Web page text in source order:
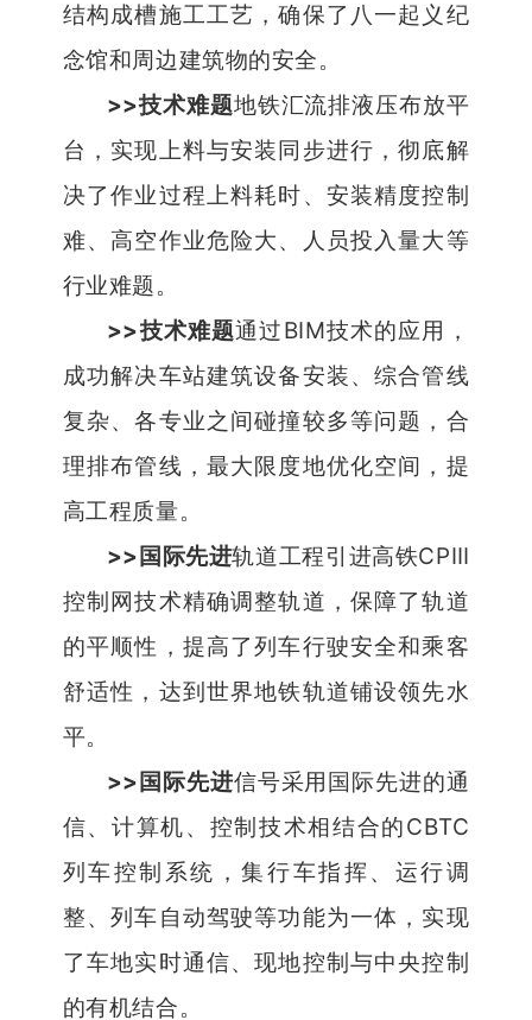
结构成槽施工工艺，确保了八一起义纪
念馆和周边建筑物的安全。
>>技术难题地铁汇流排液压布放平
台，实现上料与安装同步进行，彻底解
决了作业过程上料耗时、安装精度控制
难、高空作业危险大、人员投入量大等
行业难题。
>>技术难题通过BIM技术的应用，
成功解决车站建筑设备安装、综合管线
复杂、各专业之间碰撞较多等问题，合
理排布管线，最大限度地优化空间，提
高工程质量。
>> 国际先进轨道工程引进高铁CPⅢ
控制网技术精确调整轨道，保障了轨道
的平顺性，提高了列车行驶安全和乘客
舒适性，达到世界地铁轨道铺设领先水
平。
>> 国际先进信号采用国际先进的通
信、计算机、控制技术相结合的CBTC
列车控制系统，集行车指挥、运行调
整、列车自动驾驶等功能为一体，实现
了车地实时通信、现地控制与中央控制
的有机结合。